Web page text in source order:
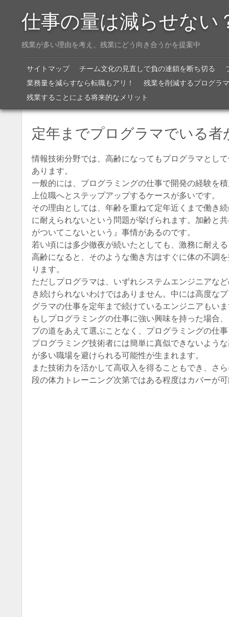
仕事の量は減らせない
残業が多い理由を考え、残業にどう向き合うかを提案中
Menu
SKIP TO CONTENT
サイトマップ チーム文化の見直しで負の連鎖を断ち切る
業務量を減らすなら転職もアリ！
残業を削減するプログラ
残業することによる将来的なメリット
定年までプログラマでいる
情報技術分野では、高齢になってもプログラマとし
あります。
一般的には、プログラミングの仕事で開発の経験を
上位職へとステップアップするケースが多いです。
その理由としては、年齢を重ねて定年近くまで働き
に耐えられないという問題が挙げられます。加齢と
がついてこないという』事情があるのです。
若い頃には多少徹夜が続いたとしても、激務に耐え
高齢になると、そのような働き方はすぐに体の不調
ります。
ただしプログラマは、いずれシステムエンジニアな
き続けられないわけではありません。中には高度な
グラマの仕事を定年まで続けているエンジニアもい
もしプログラミングの仕事に強い興味を持った場合
プの道をあえて選ぶことなく、プログラミングの仕
プログラミング技術者には簡単に真似できないよう
が多い職場を避けられる可能性が生まれます。
また技術力を活かして高収入を得ることもでき、さ
段の体力トレーニング次第ではある程度はカバーが